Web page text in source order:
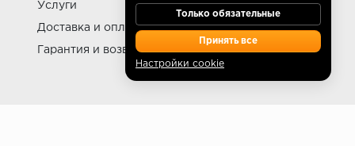
Услуги
Доставка и оплата
Гарантия и возврат
Только обязательные
Принять все
Настройки cookie